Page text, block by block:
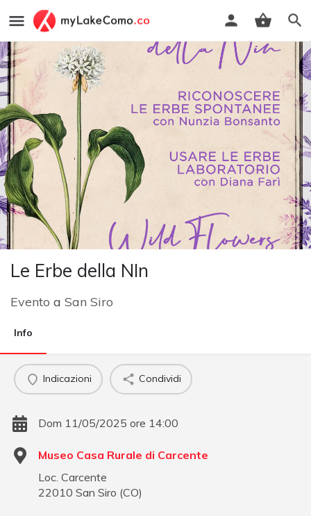
Le Erbe della NIn
Evento a San Siro
Info
Indicazioni Condividi
Dom 11/05/2025 ore 14:00
Museo Casa Rurale di Carcente
Loc. Carcente
22010 San Siro (CO)